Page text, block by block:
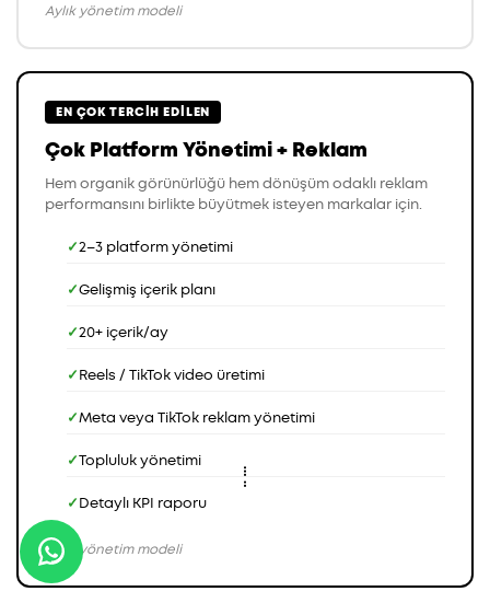
Aylık yönetim modeli
EN ÇOK TERCIH EDILEN
Çok Platform Yönetimi + Reklam
Hem organik görünürlüğü hem dönüşüm odaklı reklam
performansını birlikte büyütmek isteyen markalar için.
2–3 platform yönetimi
Gelişmiş içerik planı
20+ içerik/ay
Reels / TikTok video üretimi
Meta veya TikTok reklam yönetimi
Topluluk yönetimi
Detaylı KPI raporu
Aylık yönetim modeli